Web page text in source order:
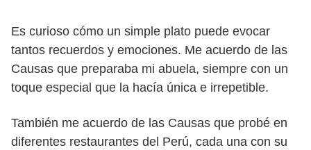
Es curioso cómo un simple plato puede evocar
tantos recuerdos y emociones. Me acuerdo de las
Causas que preparaba mi abuela, siempre con un
toque especial que la hacía única e irrepetible.
También me acuerdo de las Causas que probé en
diferentes restaurantes del Perú, cada una con su